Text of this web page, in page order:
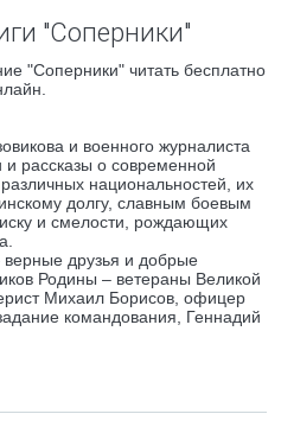
"Соперники"
"Соперники" читать бесплатно
и военного журналиста
рассказы о современной
национальностей, их
долгу, славным боевым
и смелости, рождающих
друзья и добрые
Родины – ветераны Великой
Михаил Борисов, офицер
командования, Геннадий